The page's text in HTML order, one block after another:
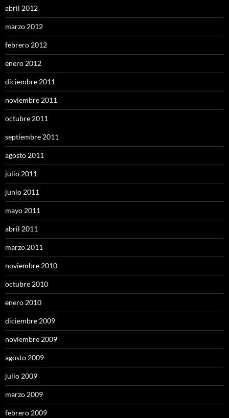
abril 2012
marzo 2012
febrero 2012
enero 2012
diciembre 2011
noviembre 2011
octubre 2011
septiembre 2011
agosto 2011
julio 2011
junio 2011
mayo 2011
abril 2011
marzo 2011
noviembre 2010
octubre 2010
enero 2010
diciembre 2009
noviembre 2009
agosto 2009
julio 2009
marzo 2009
febrero 2009